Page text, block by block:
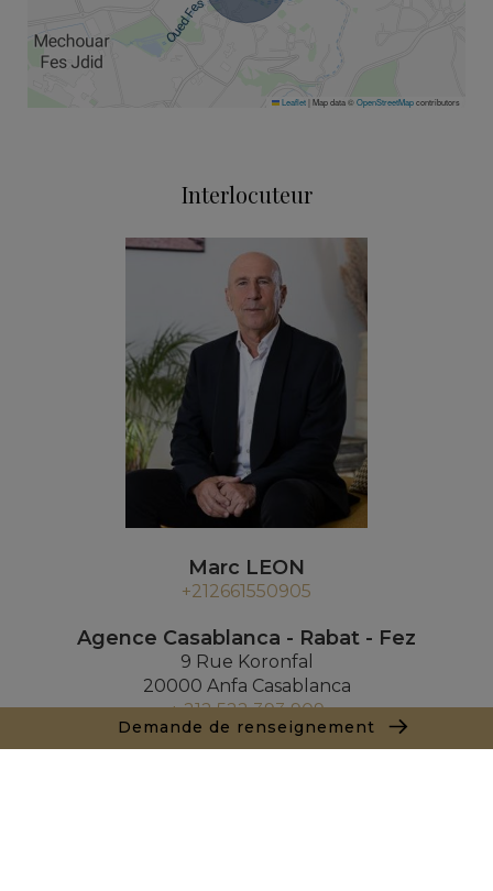
Demande de renseignement
Leaflet|Map data ©OpenStreetMapcontributors
Interlocuteur
Marc LEON
+212661550905
Agence Casablanca - Rabat - Fez
9 Rue Koronfal
20000 Anfa Casablanca
+ 212 522 393 909
Demande de renseignements